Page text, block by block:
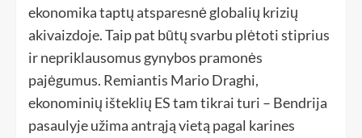
ekonomika taptų atsparesnė globalių krizių
akivaizdoje. Taip pat būtų svarbu plėtoti stiprius
ir nepriklausomus gynybos pramonės
pajėgumus. Remiantis Mario Draghi,
ekonominių išteklių ES tam tikrai turi – Bendrija
pasaulyje užima antrąją vietą pagal karines